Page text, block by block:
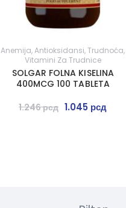
Anemija,Antioksidansi,Trudnoća,
Vitamini Za Trudnice
SOLGAR FOLNA KISELINA
400MCG 100 TABLETA
1.246рсд 1.045 рсд